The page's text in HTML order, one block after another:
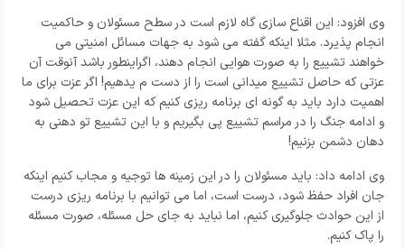
وی افزود: این اقناع سازی گاه لازم است در سطح مسئولان و حاکمیت
انجام پذیرد. مثلا اینکه گفته می شود به جهات مسائل امنیتی می
خواهند تشییع را به صورت هوایی انجام دهند، اگراینطور باشد آنوقت آن
عزتی که حاصل تشییع میدانی است را از دست م یدهیم! اگر عزت برای ما
اهمیت دارد باید به گونه ای برنامه ریزی کنیم که این عزت تحصیل شود
و ادامه جنگ را در مراسم تشییع پی بگیریم و با این تشییع تو دهنی به
دهان دشمن بزنیم!
وی ادامه داد: باید مسئولان را در این زمینه ها توجیه و مجاب کنیم اینکه
جان افراد حفظ شود، درست است، اما می توانیم با برنامه ریزی درست
از این حوادث جلوگیری کنیم، اما نباید به جای حل مسئله، صورت مسئله
را پاک کنیم.